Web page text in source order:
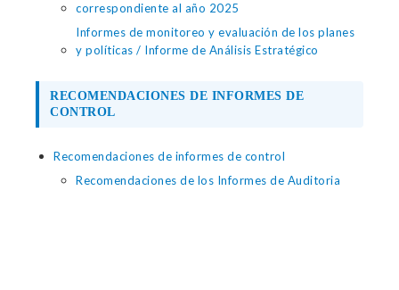
correspondiente al año 2025
Informes de monitoreo y evaluación de los planes
y políticas / Informe de Análisis Estratégico
RECOMENDACIONES DE INFORMES DE
CONTROL
Recomendaciones de informes de control
Recomendaciones de los Informes de Auditoria